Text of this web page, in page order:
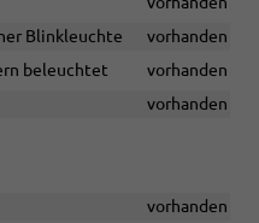
Blinkleuchte
vorhanden
beleuchtet
vorhanden
vorhanden
vorhanden